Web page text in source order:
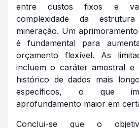
entre custos fixos e
complexidade da
mineração. Um
é fundamental para
orçamento flexível. As
incluem o caráter amostral e
histórico de dados mais
específicos, o que
aprofundamento maior em
Conclui-se que o